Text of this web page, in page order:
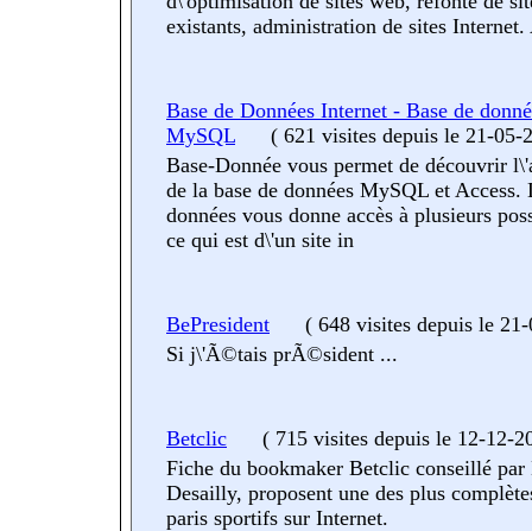
existants, administration de sites Internet.
Base de Données Internet - Base de
MySQL ( 621 visites depuis le 21-05-
Base-Donnée vous permet de découvrir
de la base de données MySQL et Access.
données vous donne accès à plusieurs
ce qui est d\'un site in
BePresident ( 648 visites depuis le
Si j\'Ã©tais prÃ©sident ...
Betclic ( 715 visites depuis le 12-12-
Fiche du bookmaker Betclic conseillé par
Desailly, proposent une des plus
paris sportifs sur Internet.